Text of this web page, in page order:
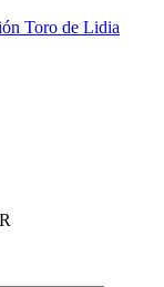
Toro de Lidia